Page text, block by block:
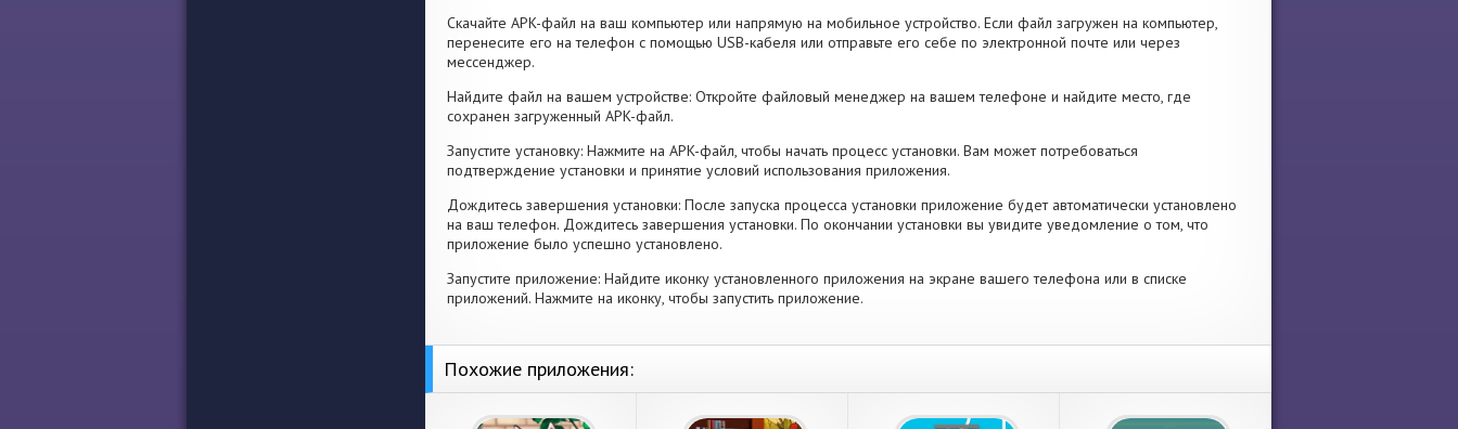
Скачайте APK-файл на ваш компьютер или напрямую на мобильное устройство. Если файл загружен на компьютер,
перенесите его на телефон с помощью USB-кабеля или отправьте его себе по электронной почте или через
мессенджер.
Найдите файл на вашем устройстве: Откройте файловый менеджер на вашем телефоне и найдите место, где
сохранен загруженный APK-файл.
Запустите установку: Нажмите на APK-файл, чтобы начать процесс установки. Вам может потребоваться
подтверждение установки и принятие условий использования приложения.
Дождитесь завершения установки: После запуска процесса установки приложение будет автоматически установлено
на ваш телефон. Дождитесь завершения установки. По окончании установки вы увидите уведомление о том, что
приложение было успешно установлено.
Запустите приложение: Найдите иконку установленного приложения на экране вашего телефона или в списке
приложений. Нажмите на иконку, чтобы запустить приложение.
Похожие приложения: